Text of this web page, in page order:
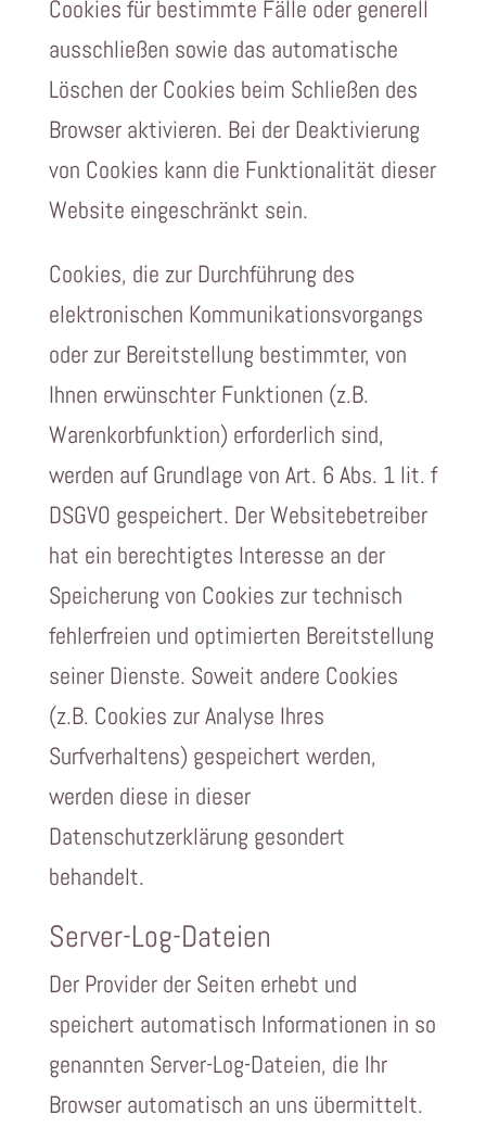
Cookies für bestimmte Fälle oder generell
ausschließen sowie das automatische
Löschen der Cookies beim Schließen des
Browser aktivieren. Bei der Deaktivierung
von Cookies kann die Funktionalität dieser
Website eingeschränkt sein.
Cookies, die zur Durchführung des
elektronischen Kommunikationsvorgangs
oder zur Bereitstellung bestimmter, von
Ihnen erwünschter Funktionen (z.B.
Warenkorbfunktion) erforderlich sind,
werden auf Grundlage von Art. 6 Abs. 1 lit. f
DSGVO gespeichert. Der Websitebetreiber
hat ein berechtigtes Interesse an der
Speicherung von Cookies zur technisch
fehlerfreien und optimierten Bereitstellung
seiner Dienste. Soweit andere Cookies
(z.B. Cookies zur Analyse Ihres
Surfverhaltens) gespeichert werden,
werden diese in dieser
Datenschutzerklärung gesondert
behandelt.
Server-Log-Dateien
Der Provider der Seiten erhebt und
speichert automatisch Informationen in so
genannten Server-Log-Dateien, die Ihr
Browser automatisch an uns übermittelt.